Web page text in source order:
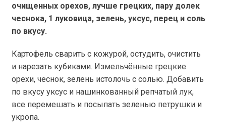
очищенных орехов, лучше грецких, пару долек
чеснока, 1 луковица, зелень, уксус, перец и соль
по вкусу.
Картофель сварить с кожурой, остудить, очистить
и нарезать кубиками. Измельчённые грецкие
орехи, чеснок, зелень истолочь с солью. Добавить
по вкусу уксус и нашинкованный репчатый лук,
все перемешать и посыпать зеленью петрушки и
укропа.